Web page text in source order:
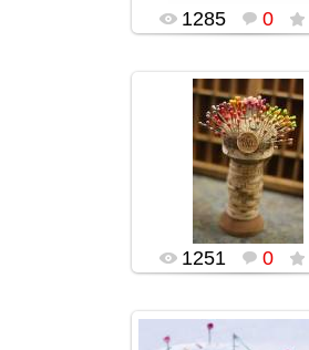
1285 0
02.02.2016
popularsge
1251 0